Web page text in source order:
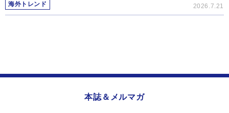
海外トレンド 2026.7.21
本誌＆メルマガ